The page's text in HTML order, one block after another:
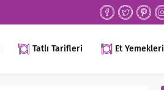
Tatlı Tarifleri Et Yemekleri